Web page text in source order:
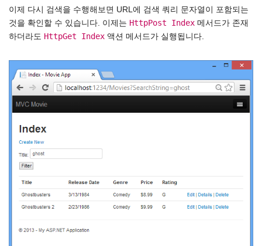
이제 다시 검색을 수행해보면 URL에 검색 쿼리 문자열이 포함되는
것을 확인할 수 있습니다. 이제는 HttpPost Index 메서드가 존재
하더라도 HttpGet Index 액션 메서드가 실행됩니다.